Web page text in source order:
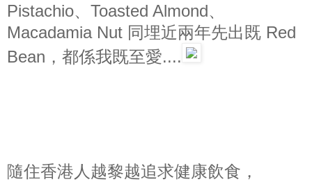
Pistachio、Toasted Almond、
Macadamia Nut 同埋近兩年先出既 Red
Bean，都係我既至愛....
隨住香港人越黎越追求健康飲食，